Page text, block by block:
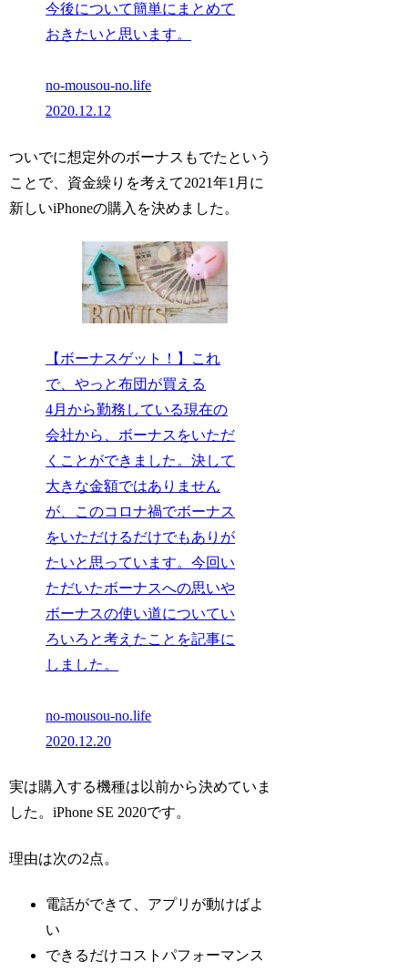
今後について簡単にまとめて
おきたいと思います。
no-mousou-no.life
2020.12.12
ついでに想定外のボーナスもでたという
ことで、資金繰りを考えて2021年1月に
新しいiPhoneの購入を決めました。
【ボーナスゲット！】これ
で、やっと布団が買える
4月から勤務している現在の
会社から、ボーナスをいただ
くことができました。決して
大きな金額ではありません
が、このコロナ禍でボーナス
をいただけるだけでもありが
たいと思っています。今回い
ただいたボーナスへの思いや
ボーナスの使い道についてい
ろいろと考えたことを記事に
しました。
no-mousou-no.life
2020.12.20
実は購入する機種は以前から決めていま
した。iPhone SE 2020です。
理由は次の2点。
電話ができて、アプリが動けばよ
い
できるだけコストパフォーマンス